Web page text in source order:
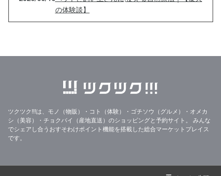
の体験談】
ペットと飼い主さんに,使える自然療法｜動物た
ちにも香害ってあるのかな？
2026/04/10 ペットと飼い主さんに,使える自然療法｜華やか
な春のお庭に潜む「意外なリスク」
2026/03/26
ツクツク!!!は、モノ（物販）・コト（体験）・ゴチソウ（グルメ）・オメカ
シ（美容）・チョクバイ（産地直送）のショッピングと予約サイト。
みんな
でシェアし合うおすそわけポイント機能を搭載した総合マーケットプレイス
です。